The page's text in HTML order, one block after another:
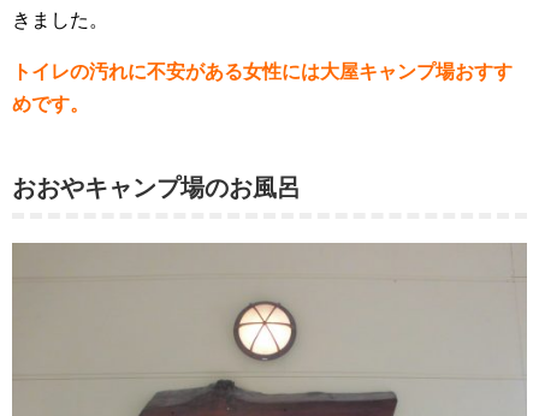
きました。
トイレの汚れに不安がある女性には大屋キャンプ場おすす
めです。
おおやキャンプ場のお風呂